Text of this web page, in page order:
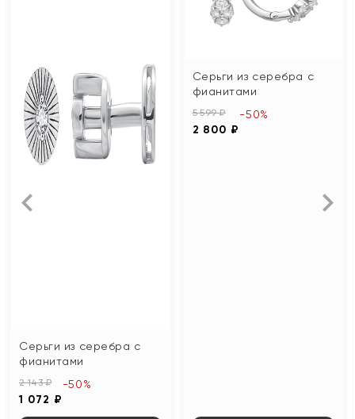
Серьги из серебра с
фианитами
2 143 ₽
1 072 ₽
-50%
Серьги из серебра с
фианитами
5 599 ₽
2 800 ₽
-50%